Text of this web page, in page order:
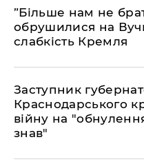
​”Більше нам не
обрушилися на
слабкість Кремля
​Заступник
Краснодарського
війну на
знав"